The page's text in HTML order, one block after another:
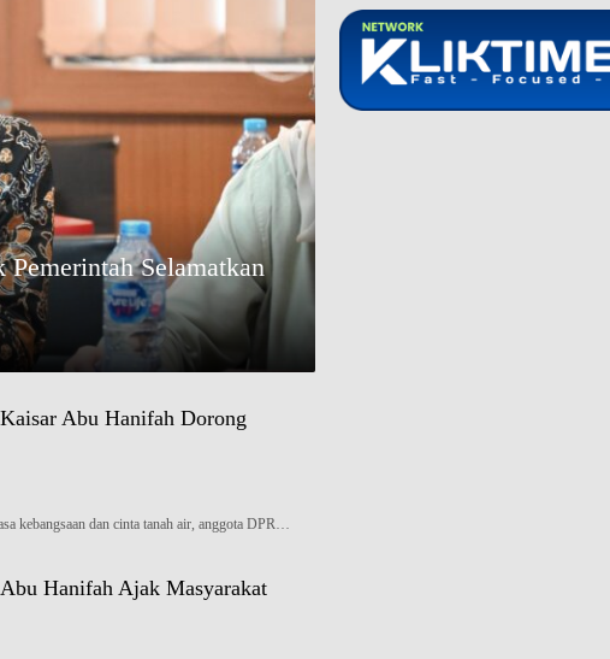
Selamatkan
Abu Hanifah Dorong
kebangsaan dan cinta tanah air, anggota DPR…
Hanifah Ajak Masyarakat